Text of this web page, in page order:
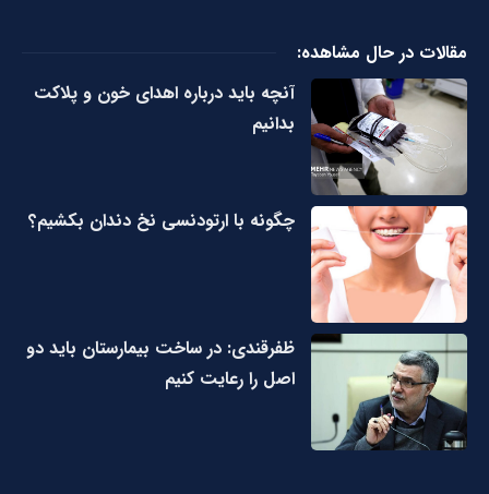
مقالات در حال مشاهده:
آنچه باید درباره اهدای خون و پلاکت
بدانیم
چگونه با ارتودنسی نخ دندان بکشیم؟
ظفرقندی: در ساخت بیمارستان باید دو
اصل را رعایت کنیم